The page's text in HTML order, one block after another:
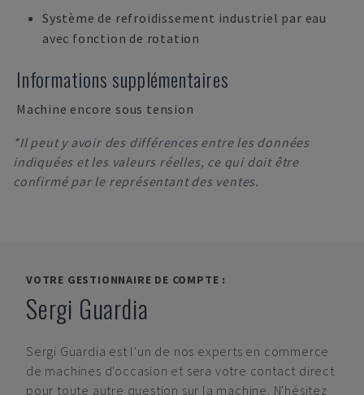
Système de refroidissement industriel par eau
avec fonction de rotation
Informations supplémentaires
Machine encore sous tension
*Il peut y avoir des différences entre les données
indiquées et les valeurs réelles, ce qui doit être
confirmé par le représentant des ventes.
VOTRE GESTIONNAIRE DE COMPTE :
Sergi Guardia
Sergi Guardia est l'un de nos experts en commerce
de machines d'occasion et sera votre contact direct
pour toute autre question sur la machine. N'hésitez